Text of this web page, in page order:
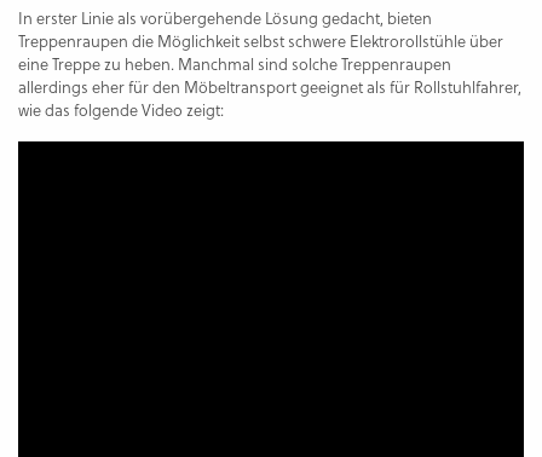
In erster Linie als vorübergehende Lösung gedacht, bieten
Treppenraupen die Möglichkeit selbst schwere Elektrorollstühle über
eine Treppe zu heben. Manchmal sind solche Treppenraupen
allerdings eher für den Möbeltransport geeignet als für Rollstuhlfahrer,
wie das folgende Video zeigt: